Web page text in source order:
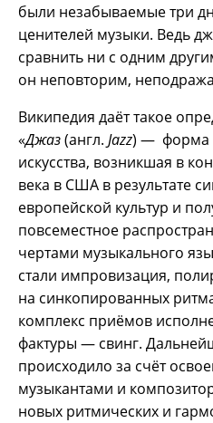
были незабываемые три
ценителей музыки. Ведь
сравнить ни с одним
он неповторим,
Википедия даёт такое
«Джаз(англ. Jazz) — форма
искусства, возникшая в
века в США в результате
европейской культур и
повсеместное
чертами музыкального
стали импровизация,
на синкопированных
комплекс приёмов
фактуры — свинг.
происходило за счёт
музыкантами и
новых ритмических и